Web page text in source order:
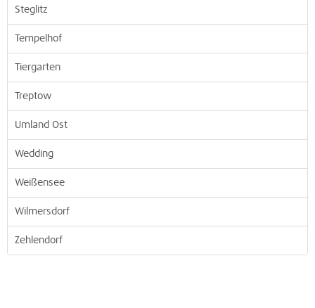
Steglitz
Tempelhof
Tiergarten
Treptow
Umland Ost
Wedding
Weißensee
Wilmersdorf
Zehlendorf